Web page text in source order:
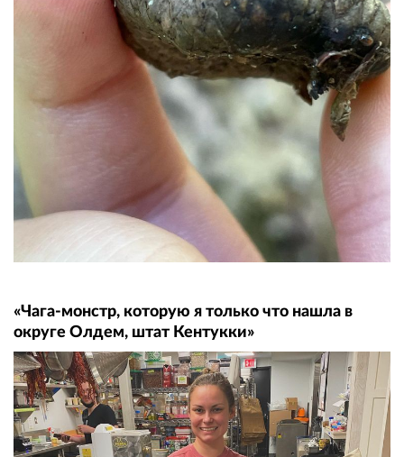
«Чага-монстр, которую я только что нашла в
округе Олдем, штат Кентукки»